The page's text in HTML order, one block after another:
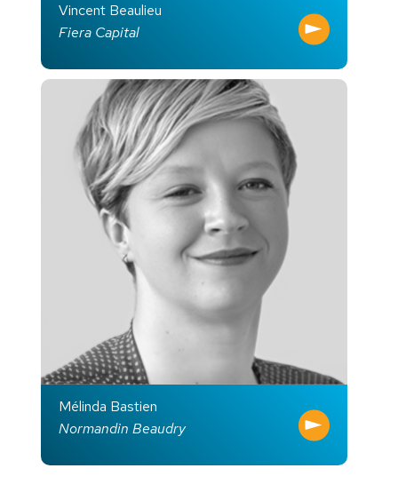
Vincent Beaulieu
Fiera Capital
Mélinda Bastien
Normandin Beaudry